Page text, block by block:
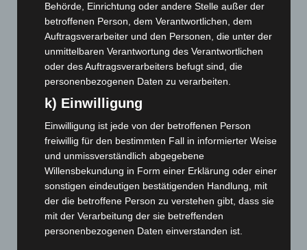
Mai 2023(139)
April 2023(155)
März 2023(174)
Februar 2023(154)
Januar 2023
Dezember 2022(130)
November 2022 (167)
Oktober 2022(166)
September 2022(205)
August 2022(166)
Juli 2022(133)
Juni 2022(167)
Behörde, Einrichtung oder andere Stelle außer der
betroffenen Person, dem Verantwortlichen, dem
Auftragsverarbeiter und den Personen, die unter der
unmittelbaren Verantwortung des Verantwortlichen
oder des Auftragsverarbeiters befugt sind, die
personenbezogenen Daten zu verarbeiten.
k) Einwilligung
Einwilligung ist jede von der betroffenen Person
freiwillig für den bestimmten Fall in informierter Weise
und unmissverständlich abgegebene
Willensbekundung in Form einer Erklärung oder einer
sonstigen eindeutigen bestätigenden Handlung, mit
der die betroffene Person zu verstehen gibt, dass sie
mit der Verarbeitung der sie betreffenden
personenbezogenen Daten einverstanden ist.